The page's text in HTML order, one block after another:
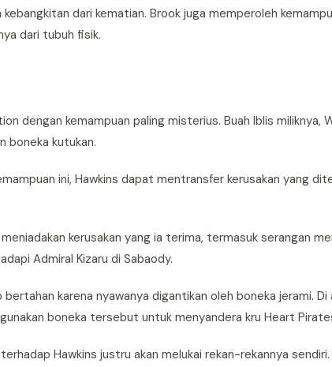
dari kematian. Brook juga memperoleh
dari tubuh fisik.
dengan kemampuan paling misterius. Buah Iblis miliknya,
boneka kutukan.
ini, Hawkins dapat mentransfer kerusakan yang
kerusakan yang ia terima, termasuk serangan
Admiral Kizaru di Sabaody.
karena nyawanya digantikan oleh boneka jerami. Di
boneka tersebut untuk menyandera kru Heart
Hawkins justru akan melukai rekan-rekannya